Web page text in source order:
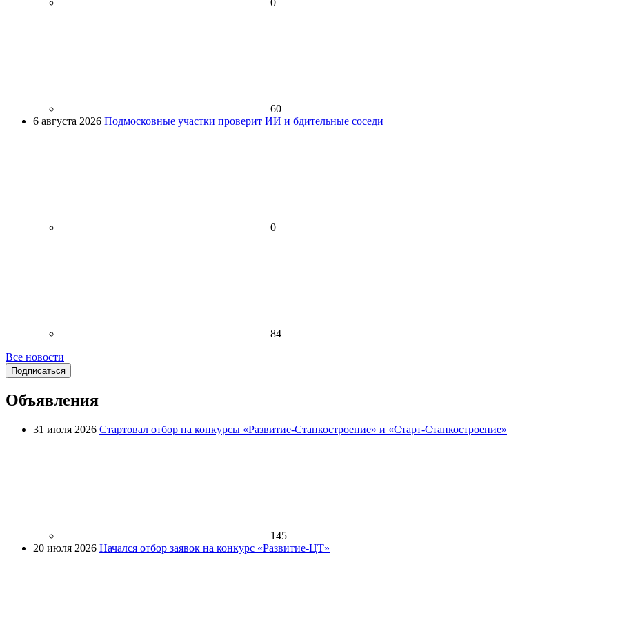
60
6 августа 2026 Подмосковные участки проверит ИИ и бдительные соседи
0
84
Все новости
Подписаться
Объявления
31 июля 2026 Стартовал отбор на конкурсы «Развитие-Станкостроение» и «Старт-Станкостроение»
145
20 июля 2026 Начался отбор заявок на конкурс «Развитие-ЦТ»